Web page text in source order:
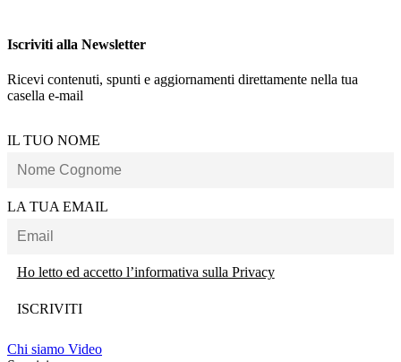
Iscriviti alla Newsletter
Ricevi contenuti, spunti e aggiornamenti direttamente nella tua
casella e-mail
IL TUO NOME
LA TUA EMAIL
Ho letto ed accetto l’informativa sulla Privacy
Chi siamo Video